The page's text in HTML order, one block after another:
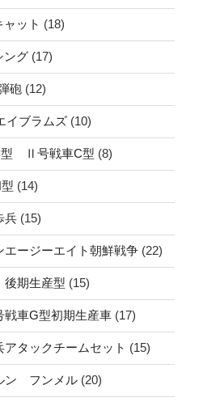
ット (18)
グ (17)
砲 (12)
ブラムズ (10)
Ⅱ号戦車C型 (8)
(14)
兵 (15)
ージーエイト朝鮮戦争 (22)
期生産型 (15)
車G型初期生産車 (17)
タックチームセット (15)
ン フンメル (20)